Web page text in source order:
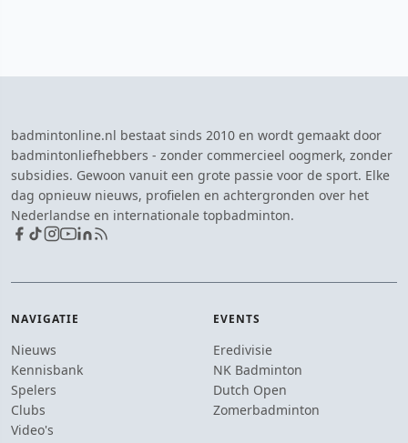
badmintonline.nl bestaat sinds 2010 en wordt gemaakt door
badmintonliefhebbers - zonder commercieel oogmerk, zonder
subsidies. Gewoon vanuit een grote passie voor de sport. Elke
dag opnieuw nieuws, profielen en achtergronden over het
Nederlandse en internationale topbadminton.
NAVIGATIE
Nieuws
Kennisbank
Spelers
Clubs
Video's
EVENTS
Eredivisie
NK Badminton
Dutch Open
Zomerbadminton